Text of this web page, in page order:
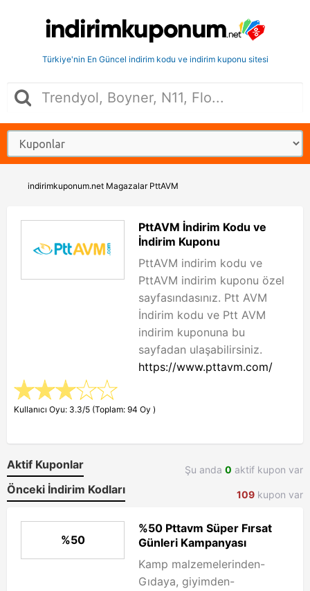
Türkiye'nin En Güncel indirim kodu ve indirim kuponu sitesi
indirimkuponum.net Magazalar PttAVM
PttAVM İndirim Kodu ve
İndirim Kuponu
PttAVM indirim kodu ve
PttAVM indirim kuponu özel
sayfasındasınız. Ptt AVM
İndirim kodu ve Ptt AVM
indirim kuponuna bu
sayfadan ulaşabilirsiniz.
https://www.pttavm.com/
Kullanıcı Oyu: 3.3/5 (Toplam: 94 Oy )
Aktif Kuponlar Şu anda 0 aktif kupon var
Önceki İndirim Kodları 109 kupon var
%50
%50 Pttavm Süper Fırsat
Günleri Kampanyası
Kamp malzemelerinden-
Gıdaya, giyimden-